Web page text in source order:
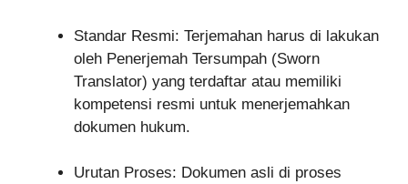
Standar Resmi: Terjemahan harus di lakukan
oleh Penerjemah Tersumpah (Sworn
Translator) yang terdaftar atau memiliki
kompetensi resmi untuk menerjemahkan
dokumen hukum.
Urutan Proses: Dokumen asli di proses